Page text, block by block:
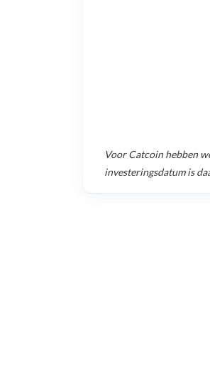
VoorCatcoinhebben
investeringsdatum is